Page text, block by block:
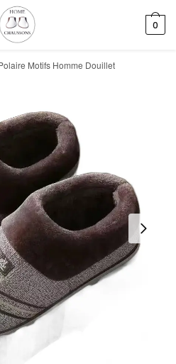
0
Motifs Homme Douillet